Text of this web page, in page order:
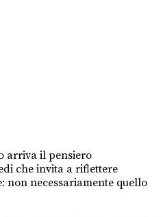
arriva il pensiero
che invita a riflettere
non necessariamente quello